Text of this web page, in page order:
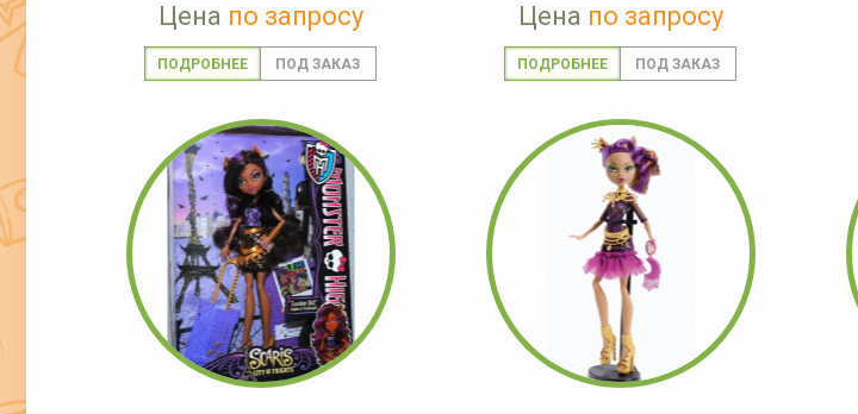
Цена по запросу
ПОДРОБНЕЕ
Цена по запросу
ПОДРОБНЕЕ